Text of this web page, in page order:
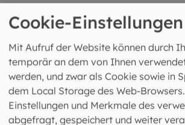
© Robert Kiderle
Hilfe für Betroffene von
Cookie-Einstellungen
Mit Aufruf der Website können durch
temporär an dem von Ihnen
werden, und zwar als Cookie sowie in
dem Local Storage des Web-
Einstellungen und Merkmale des
abgefragt, gespeichert und weiter